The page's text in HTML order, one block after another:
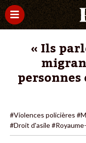
« Ils
#Violences policières
#Droit d'asile